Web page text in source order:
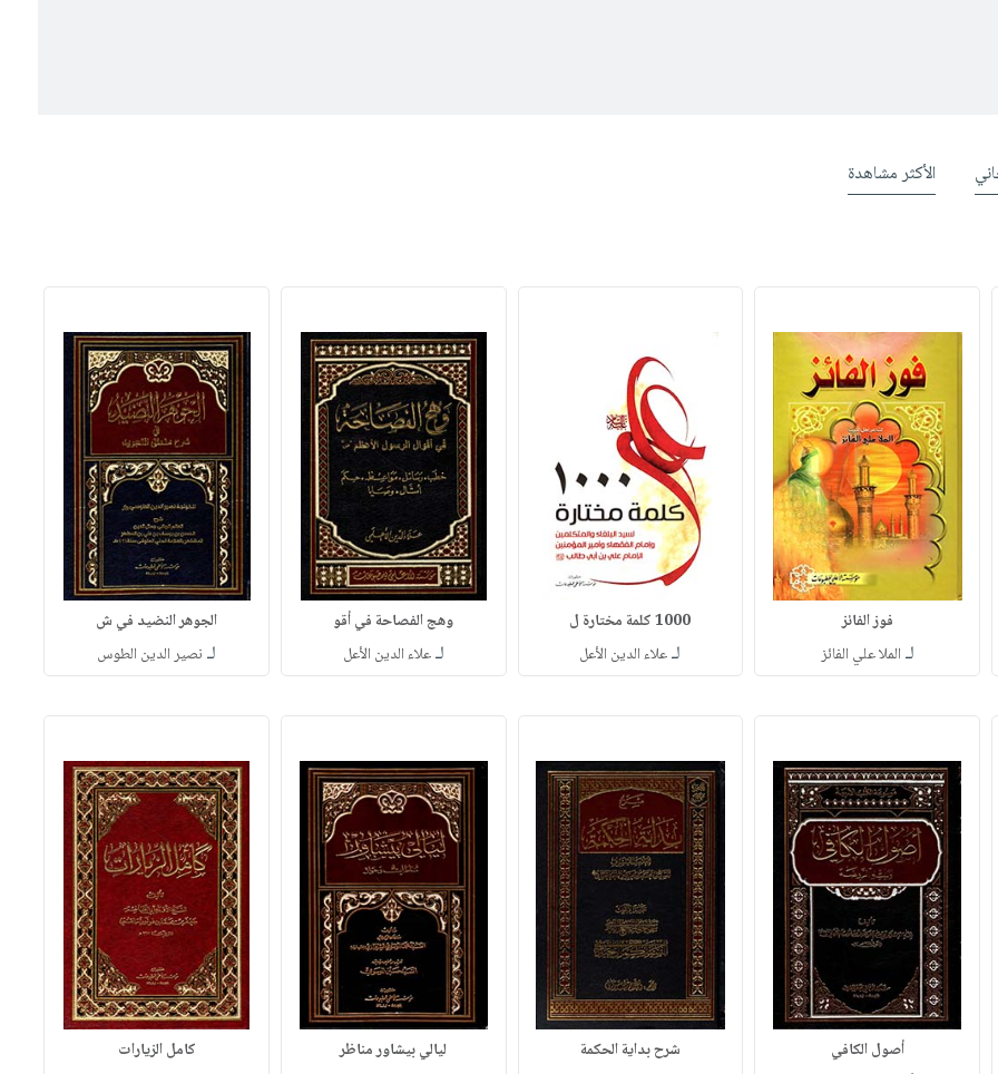
الأكثر مشاهدة
فوز الفائز
لـ الملا علي الفائز
1000 كلمة مختارة ل
لـعلاء الدين الأعل
وهج الفصاحة في أقو
لـعلاء الدين الأعل
الجوهر النضيد في ش
لـ نصير الدين الطوس
أصول الكافي شرح بداية الحكمة ليالي بيشاور مناظر كامل الزيارات